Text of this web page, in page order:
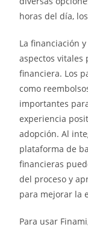
horas del día,
La financiación
aspectos vitales
financiera. Los
como
importantes
experiencia
adopción. Al
plataforma de
financieras
del proceso y
para mejorar la
Para usar